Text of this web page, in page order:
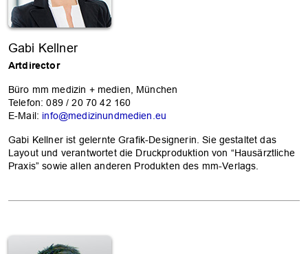
Gabi Kellner
Artdirector
Büro mm medizin + medien, München
Telefon: 089 / 20 70 42 160
E-Mail: info@medizinundmedien.eu
Gabi Kellner ist gelernte Grafik-Designerin. Sie gestaltet das
Layout und verantwortet die Druckproduktion von “Hausärztliche
Praxis” sowie allen anderen Produkten des mm-Verlags.